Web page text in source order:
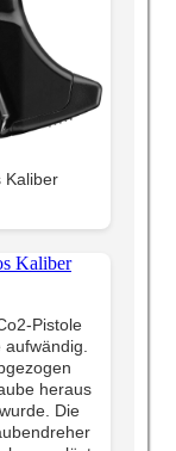
Kaliber
Pistole
aufwändig.
heraus
Die